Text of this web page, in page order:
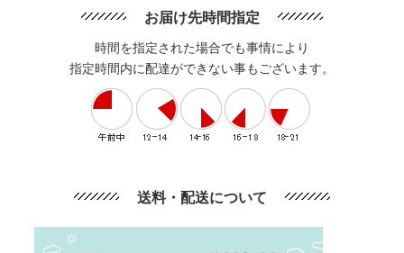
お届け先時間指定
時間を指定された場合でも事情により
指定時間内に配達ができない事もございます。
送料・配送について